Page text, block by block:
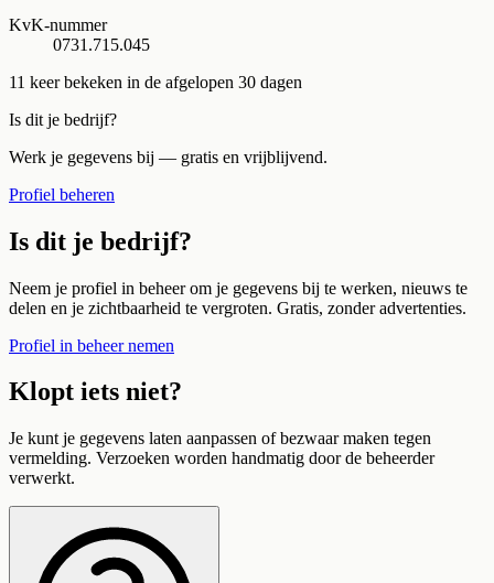
KvK-nummer
0731.715.045
11 keer bekeken in de afgelopen 30 dagen
Is dit je bedrijf?
Werk je gegevens bij — gratis en vrijblijvend.
Profiel beheren
Is dit je bedrijf?
Neem je profiel in beheer om je gegevens bij te werken, nieuws te
delen en je zichtbaarheid te vergroten. Gratis, zonder advertenties.
Profiel in beheer nemen
Klopt iets niet?
Je kunt je gegevens laten aanpassen of bezwaar maken tegen
vermelding. Verzoeken worden handmatig door de beheerder
verwerkt.